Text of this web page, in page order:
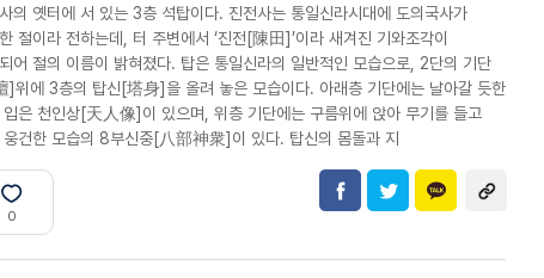
어사전
의 옛터에 서 있는 3층 석탑이다. 진전사는 통일신라시대에 도의국사가
절이라 전하는데, 터 주변에서 ‘진전[陳田]’이라 새겨진 기와조각이
어 절의 이름이 밝혀졌다. 탑은 통일신라의 일반적인 모습으로, 2단의 기단
]위에 3층의 탑신[塔身]을 올려 놓은 모습이다. 아래층 기단에는 날아갈 듯한
입은 천인상[天人像]이 있으며, 위층 기단에는 구름위에 앉아 무기를 들고
웅건한 모습의 8부신중[八部神衆]이 있다. 탑신의 몸돌과 지
0